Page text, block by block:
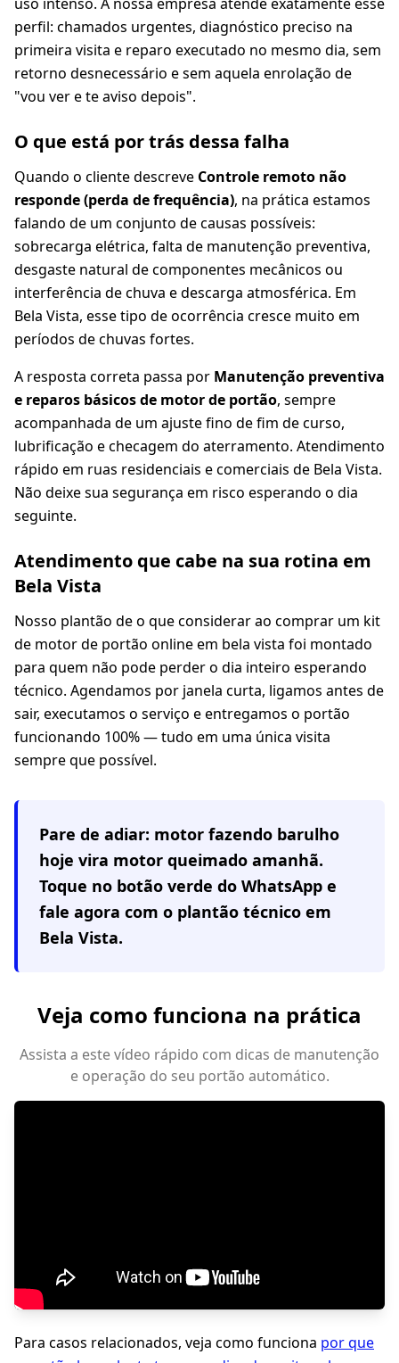
perfil: chamados urgentes, diagnóstico preciso na
primeira visita e reparo executado no mesmo dia, sem
retorno desnecessário e sem aquela enrolação de
"vou ver e te aviso depois".
O que está por trás dessa falha
Quando o cliente descreve Controle remoto não
responde (perda de frequência), na prática estamos
falando de um conjunto de causas possíveis:
sobrecarga elétrica, falta de manutenção preventiva,
desgaste natural de componentes mecânicos ou
interferência de chuva e descarga atmosférica. Em
Bela Vista, esse tipo de ocorrência cresce muito em
períodos de chuvas fortes.
A resposta correta passa por Manutenção preventiva
e reparos básicos de motor de portão, sempre
acompanhada de um ajuste fino de fim de curso,
lubrificação e checagem do aterramento. Atendimento
rápido em ruas residenciais e comerciais de Bela Vista.
Não deixe sua segurança em risco esperando o dia
seguinte.
Atendimento que cabe na sua rotina em
Bela Vista
Nosso plantão de o que considerar ao comprar um kit
de motor de portão online em bela vista foi montado
para quem não pode perder o dia inteiro esperando
técnico. Agendamos por janela curta, ligamos antes de
sair, executamos o serviço e entregamos o portão
funcionando 100% — tudo em uma única visita
sempre que possível.
Pare de adiar: motor fazendo barulho
hoje vira motor queimado amanhã.
Toque no botão verde do WhatsApp e
fale agora com o plantão técnico em
Bela Vista.
Veja como funciona na prática
Assista a este vídeo rápido com dicas de manutenção
e operação do seu portão automático.
Para casos relacionados, veja como funciona por que